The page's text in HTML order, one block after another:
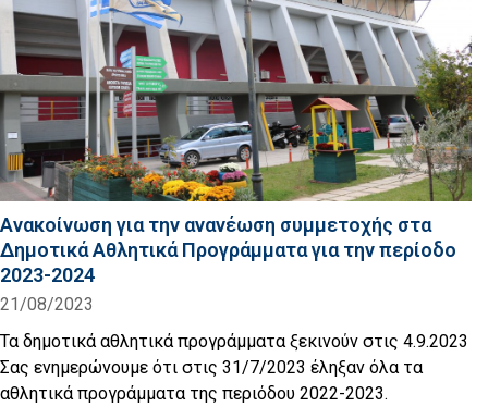
Ανακοίνωση για την ανανέωση συμμετοχής στα
Δημοτικά Αθλητικά Προγράμματα για την περίοδο
2023-2024
21/08/2023
Τα δημοτικά αθλητικά προγράμματα ξεκινούν στις 4.9.2023
Σας ενημερώνουμε ότι στις 31/7/2023 έληξαν όλα τα
αθλητικά προγράμματα της περιόδου 2022-2023.